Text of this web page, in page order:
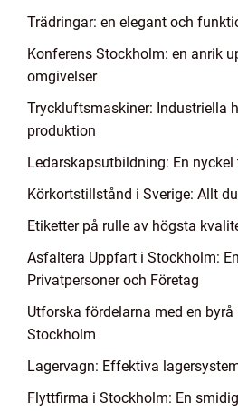
Trädringar: en elegant och
Konferens Stockholm: en anrik
omgivelser
Tryckluftsmaskiner: Industriella
produktion
Ledarskapsutbildning: En
Körkortstillstånd i Sverige: Allt
Etiketter på rulle av högsta
Asfaltera Uppfart i Stockholm:
Privatpersoner och Företag
Utforska fördelarna med en
Stockholm
Lagervagn: Effektiva
Flyttfirma i Stockholm: En